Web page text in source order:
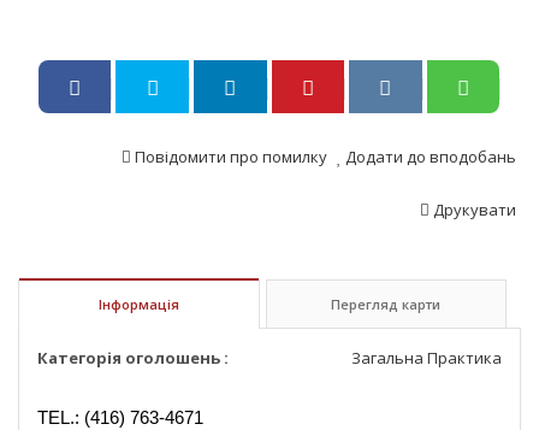
Додати до вподобань
Повідомити про помилку
Друкувати
Інформація Перегляд карти
Категорія оголошень : Загальна Практика
TEL.: (416) 763-4671